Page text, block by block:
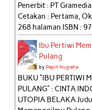
Penerbit : PT
Cetakan : Pertama,
268 halaman ISBN :
Ibu Pertiwi
Pulang
byPepih Nugraha
BUKU “IBU PERTIWI
PULANG” : CINTA
UTOPIA BELAKA